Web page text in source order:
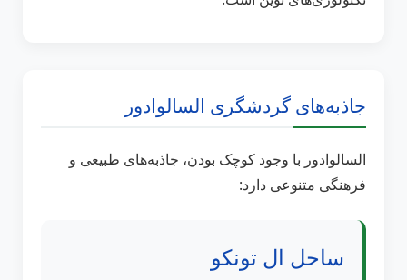
جاذبه‌های گردشگری السالوادور
السالوادور با وجود کوچک بودن، جاذبه‌های طبیعی و
فرهنگی متنوعی دارد:
ساحل ال تونکو